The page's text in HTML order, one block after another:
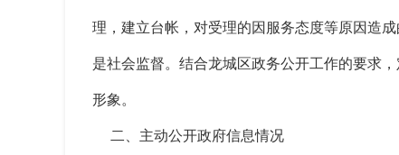
理，建立台帐，对受理的因服务态度等原因造
是社会监督。结合龙城区政务公开工作的要求
形象。
二、主动公开政府信息情况